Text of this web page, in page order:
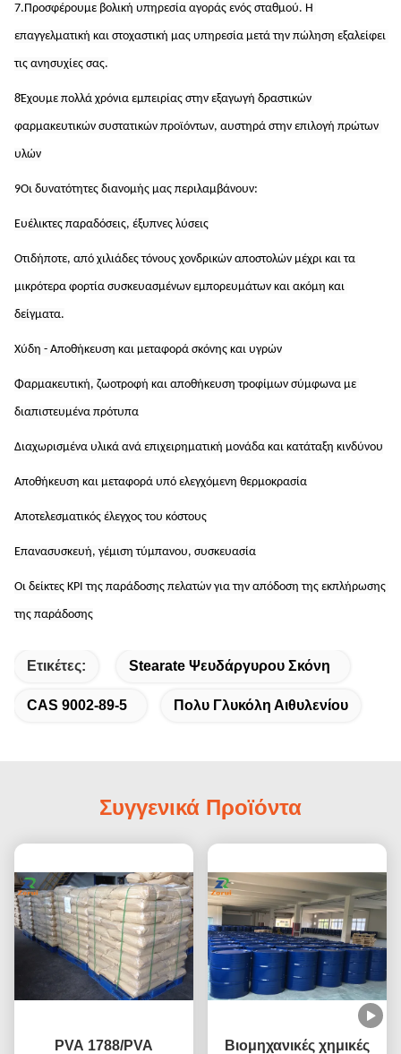
7.Προσφέρουμε βολική υπηρεσία αγοράς ενός σταθμού. Η
επαγγελματική και στοχαστική μας υπηρεσία μετά την πώληση εξαλείφει
τις ανησυχίες σας.
8Έχουμε πολλά χρόνια εμπειρίας στην εξαγωγή δραστικών
φαρμακευτικών συστατικών προϊόντων, αυστηρά στην επιλογή πρώτων
υλών
9Οι δυνατότητες διανομής μας περιλαμβάνουν:
Ευέλικτες παραδόσεις, έξυπνες λύσεις
Οτιδήποτε, από χιλιάδες τόνους χονδρικών αποστολών μέχρι και τα
μικρότερα φορτία συσκευασμένων εμπορευμάτων και ακόμη και
δείγματα.
Χύδη - Αποθήκευση και μεταφορά σκόνης και υγρών
Φαρμακευτική, ζωοτροφή και αποθήκευση τροφίμων σύμφωνα με
διαπιστευμένα πρότυπα
Διαχωρισμένα υλικά ανά επιχειρηματική μονάδα και κατάταξη κινδύνου
Αποθήκευση και μεταφορά υπό ελεγχόμενη θερμοκρασία
Αποτελεσματικός έλεγχος του κόστους
Επανασυσκευή, γέμιση τύμπανου, συσκευασία
Οι δείκτες KPI της παράδοσης πελατών για την απόδοση της εκπλήρωσης
της παράδοσης
Ετικέτες: Stearate Ψευδάργυρου Σκόνη
CAS 9002-89-5 Πολυ Γλυκόλη Αιθυλενίου
Συγγενικά Προϊόντα
PVA 1788/PVA
Βιομηχανικές χημικές